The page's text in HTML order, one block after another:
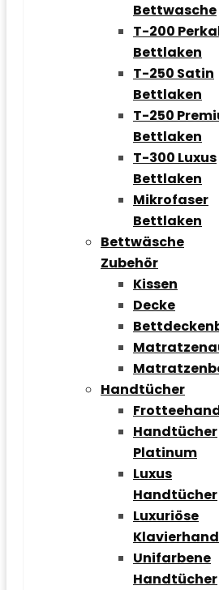
Bettwasche
T-200
Bettlaken
T-250 Satin
Bettlaken
T-250
Bettlaken
T-300 Luxus
Bettlaken
Mikrofaser
Bettlaken
Bettwäsche
Zubehör
Kissen
Decke
Handtücher
Handtücher
Platinum
Luxus
Handtücher
Luxuriöse
Unifarbene
Handtücher